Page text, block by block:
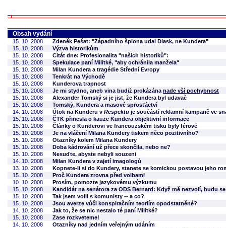
Obsah vydání
15. 10. 2008
Zdeněk Pešat: "Západního špiona udal Dlask, ne Kundera"
15. 10. 2008
Výzva historikům
15. 10. 2008
Citát dne: Profesionalita "našich historiků":
15. 10. 2008
Spekulace paní Militké, "aby ochránila manžela"
15. 10. 2008
Milan Kundera a tragédie Střední Evropy
15. 10. 2008
Tenkrát na Východě
15. 10. 2008
Kunderova trapnost
15. 10. 2008
Je mi stydno, aneb vina budiž prokázána nade vší pochybnost
15. 10. 2008
Alexander Tomský si je jist, že Kundera byl udavač
15. 10. 2008
Tomský, Kundera a masové sprosťáctví
14. 10. 2008
Útok na Kunderu v Respektu je součástí reklamní kampaně ve
15. 10. 2008
ČTK přinesla o kauze Kundera objektivní informace
15. 10. 2008
Články o Kunderovi ve francouzském tisku byly férové
15. 10. 2008
Je na vláčení Milana Kundery tiskem něco pozitivního?
15. 10. 2008
Otazníky kolem Milana Kundery
15. 10. 2008
Doba kádrování už přece skončila, nebo ne?
15. 10. 2008
Nesuďte, abyste nebyli souzeni
14. 10. 2008
Milan Kundera v zajetí imagologů
13. 10. 2008
Kopnete-li si do Kundery, stanete se komickou postavou jeho
15. 10. 2008
Proč Kundera zrovna před volbami
10. 10. 2008
Prosím, pomozte jazykovému výzkumu
15. 10. 2008
Kandidát na senátora za ODS Bernard: Když mě nezvolí, budu
15. 10. 2008
Tak jsem volil s komunisty -- a co?
15. 10. 2008
Jsou averze vůči konspiračním teoriím opodstatněné?
14. 10. 2008
Jak to, že se nic nestalo té paní Militké?
15. 10. 2008
Zase rozkveteme!
14. 10. 2008
Otazníky nad jedním veřejným udáním